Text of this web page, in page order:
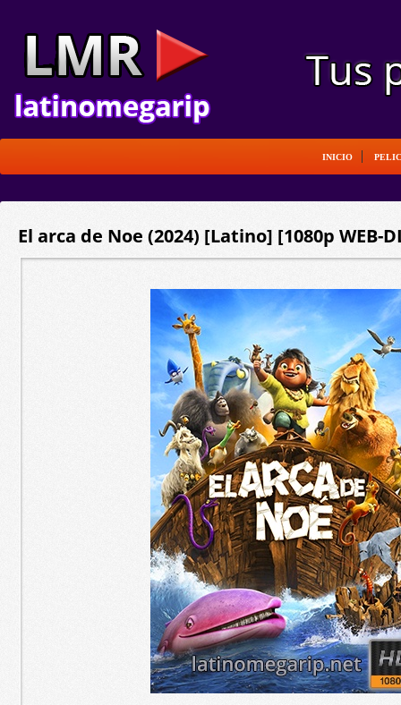
INICIO
El arca de Noe (2024) [Latino] [1080p WEB-